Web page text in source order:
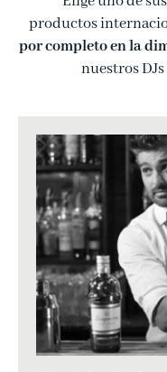
productos
por completo en la
nuestros